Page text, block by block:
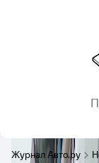
Журнал Авто.ру